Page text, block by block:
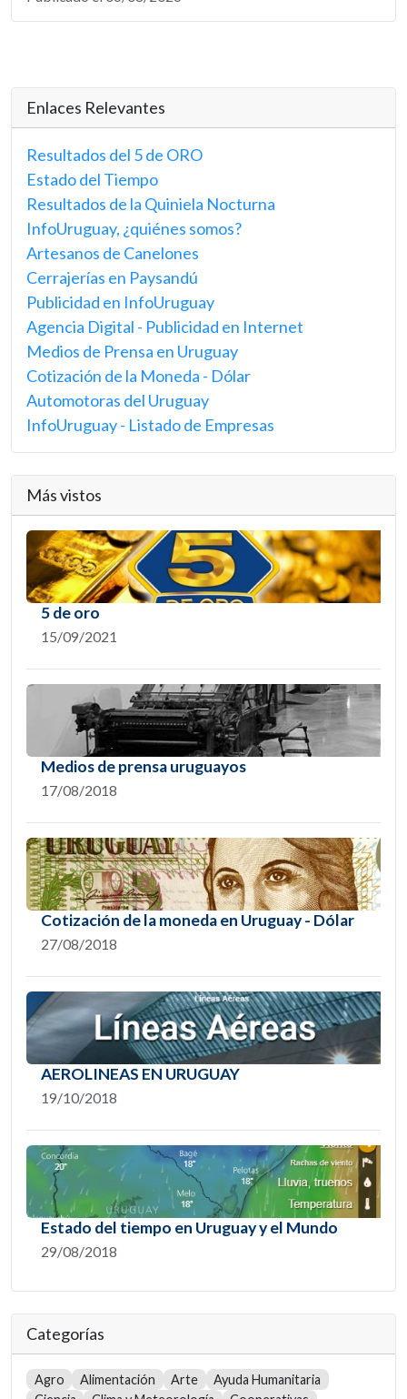
Enlaces Relevantes
Resultados del 5 de ORO
Estado del Tiempo
Resultados de la Quiniela Nocturna
InfoUruguay, ¿quiénes somos?
Artesanos de Canelones
Cerrajerías en Paysandú
Publicidad en InfoUruguay
Agencia Digital - Publicidad en Internet
Medios de Prensa en Uruguay
Cotización de la Moneda - Dólar
Automotoras del Uruguay
InfoUruguay - Listado de Empresas
Más vistos
5 de oro
15/09/2021
Medios de prensa uruguayos
17/08/2018
Cotización de la moneda en Uruguay - Dólar
27/08/2018
AEROLINEAS EN URUGUAY
19/10/2018
Estado del tiempo en Uruguay y el Mundo
29/08/2018
Categorías
Agro Alimentación Arte
Ayuda Humanitaria